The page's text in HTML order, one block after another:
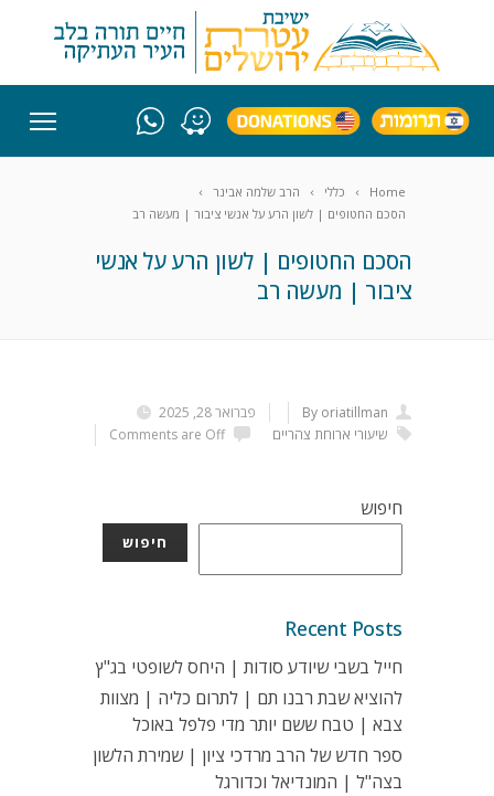
Home כללי
הרב שלמה אבינר
הסכם החטופים | לשון הרע על אנשי ציבור | מעשה רב
הסכם החטופים | לשון הרע על אנשי
ציבור | מעשה רב
פברואר 28, 2025
By oriatillman
Comments are Off
שיעורי ארוחת צהריים
חיפוש
חיפוש
Recent Posts
חייל בשבי שיודע סודות | היחס לשופטי בג"ץ
להוציא שבת רבנו תם | לתרום כליה | מצוות
צבא | טבח ששם יותר מדי פלפל באוכל
ספר חדש של הרב מרדכי ציון | שמירת הלשון
בצה"ל | המונדיאל וכדורגל